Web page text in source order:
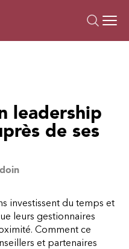
leadership
de ses
investissent du temps et
leurs gestionnaires
Comment ce
et partenaires